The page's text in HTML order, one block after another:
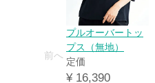
前へ
プルオーバートッ
プス（無地）
定価
¥ 16,390